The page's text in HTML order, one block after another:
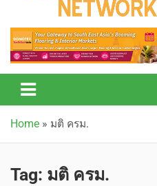
Green Network
Home » มติ ครม.
Tag: มติ ครม.